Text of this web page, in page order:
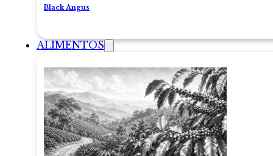
Black Angus
ALIMENTOS